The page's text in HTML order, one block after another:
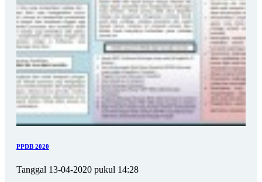
PPDB 2020
Tanggal 13-04-2020 pukul 14:28